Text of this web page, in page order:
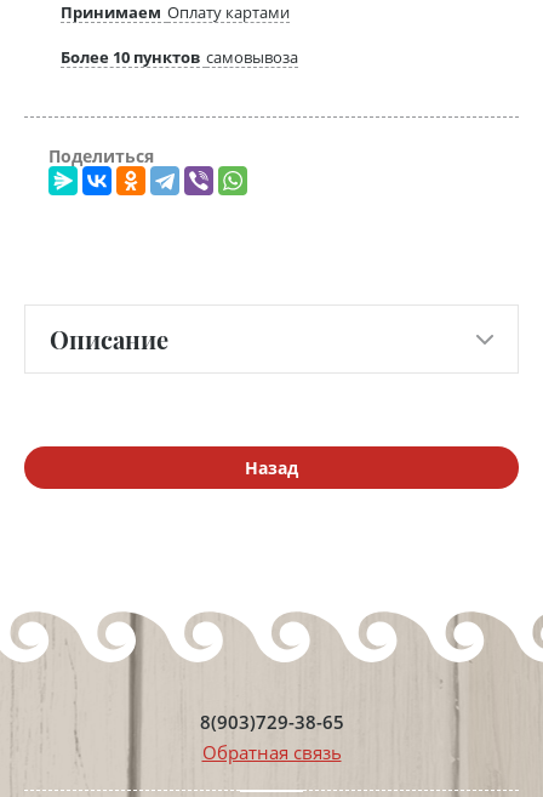
Принимаем Оплату картами
Более 10 пунктов самовывоза
Поделиться
Описание
Назад
8(903)729-38-65
Обратная связь